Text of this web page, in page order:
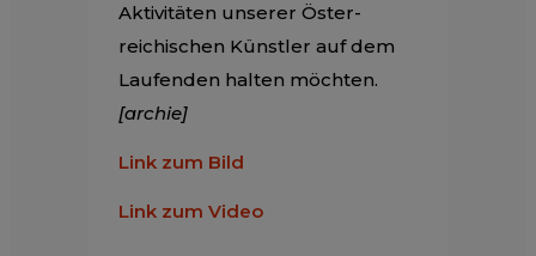
Aktivitäten unserer Öster­
reichischen Künstler auf dem
Laufenden halten möchten.
[archie]
Link zum Bild
Link zum Video